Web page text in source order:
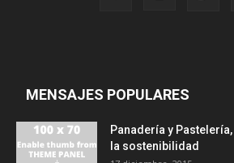
MENSAJES POPULARES
Panadería y
la sostenibilidad